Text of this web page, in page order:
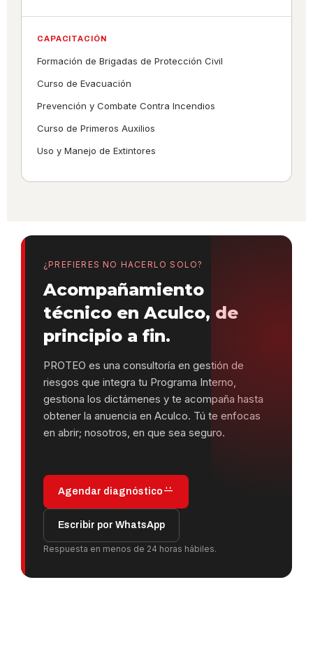
CAPACITACIÓN
Formación de Brigadas de Protección Civil
Curso de Evacuación
Prevención y Combate Contra Incendios
Curso de Primeros Auxilios
Uso y Manejo de Extintores
¿PREFIERES NO HACERLO SOLO?
Acompañamiento
técnico en Aculco, de
principio a fin.
PROTEO es una consultoría en gestión de
riesgos que integra tu Programa Interno,
gestiona los dictámenes y te acompaña hasta
obtener la anuencia en Aculco. Tú te enfocas
en abrir; nosotros, en que sea seguro.
Agendar diagnóstico
Escribir por WhatsApp
Respuesta en menos de 24 horas hábiles.